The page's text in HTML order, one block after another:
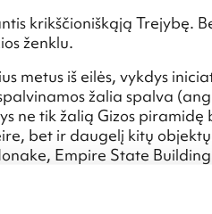
krikščioniškąją Trejybę.
ženklu.
metus iš eilės, vykdys
žalia spalva
ne tik žalią Gizos piramidę
bet ir daugelį kitų
Empire State
nebe pirmą kartą. Tokiu